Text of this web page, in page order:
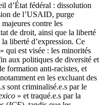
d’État fédéral : dissolution
de l’USAID, purge
contre les
de droit, ainsi que la liberté
liberté d’expression. Ce
qui est visée : les minorités
aux politiques de diversité et
formation anti-racistes, et
en les excluant des
sont criminalisé.e.s par le
» et traqué.e.s par la